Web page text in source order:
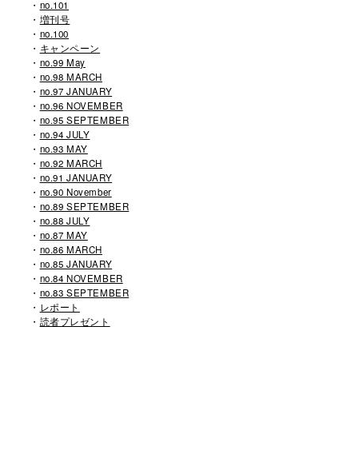
no.101
増刊号
no.100
キャンペーン
no.99 May
no.98 MARCH
no.97 JANUARY
no.96 NOVEMBER
no.95 SEPTEMBER
no.94 JULY
no.93 MAY
no.92 MARCH
no.91 JANUARY
no.90 November
no.89 SEPTEMBER
no.88 JULY
no.87 MAY
no.86 MARCH
no.85 JANUARY
no.84 NOVEMBER
no.83 SEPTEMBER
レポート
読者プレゼント